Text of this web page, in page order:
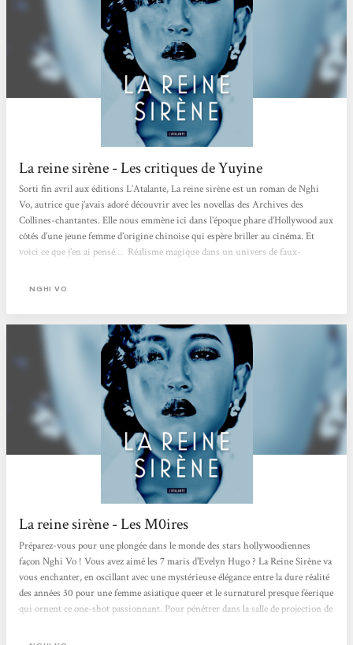
La reine sirène - Les critiques de Yuyine
Sorti fin avril aux éditions L’Atalante, La reine sirène est un roman de Nghi
Vo, autrice que j’avais adoré découvrir avec les novellas des Archives des
Collines-chantantes. Elle nous emmène ici dans l’époque phare d’Hollywood aux
côtés d’une jeune femme d’origine chinoise qui espère briller au cinéma. Et
voici ce que j’en ai pensé… Réalisme magique dans un univers de faux-
des années 30, quand le cinéma hollywoodien devient parlant. Elle nous
NGHI VO
La reine sirène - Les M0ires
Préparez-vous pour une plongée dans le monde des stars hollywoodiennes
façon Nghi Vo ! Vous avez aimé les 7 maris d'Evelyn Hugo ? La Reine Sirène va
vous enchanter, en oscillant avec une mystérieuse élégance entre la dure réalité
des années 30 pour une femme asiatique queer et le surnaturel presque féerique
qui ornent ce one-shot passionnant. Pour pénétrer dans la salle de projection de
cheveux à la réceptionniste. Le visionnage de Roméo et Juliette va changer sa